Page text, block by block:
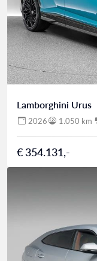
Lamborghini Urus
2026 1.050 km
€ 354.131,-